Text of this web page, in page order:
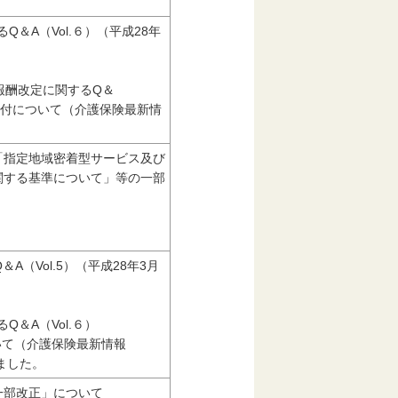
Q＆A（Vol.６）（平成28年
改定に関するQ＆
について（介護保険最新情
定地域密着型サービス及び
る基準について」等の一部
A（Vol.5）（平成28年3月
＆A（Vol.６）
（介護保険最新情報
た。
改正」について